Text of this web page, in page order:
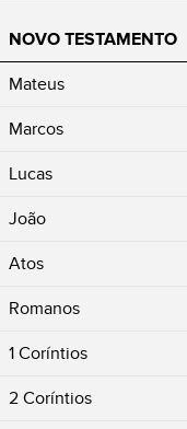
NOVO TESTAMENTO
Mateus
Marcos
Lucas
João
Atos
Romanos
1 Coríntios
2 Coríntios